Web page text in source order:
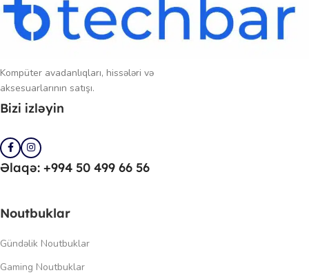
Kompüter avadanlıqları, hissələri və
aksesuarlarının satışı.
Bizi izləyin
Əlaqə: +994 50 499 66 56
Noutbuklar
Gündəlik Noutbuklar
Gaming Noutbuklar